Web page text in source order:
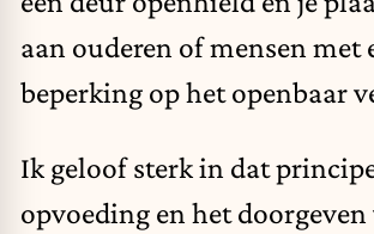
aan ouderen of mensen met
beperking op het openbaar
Ik geloof sterk in dat
opvoeding en het doorgeven